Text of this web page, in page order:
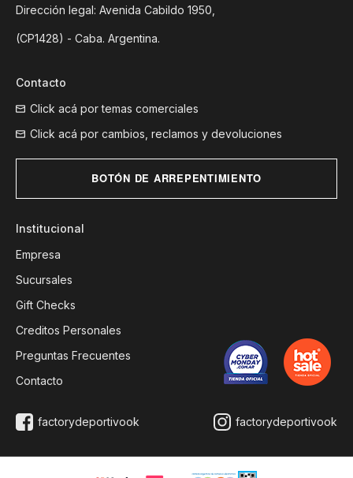
Dirección legal: Avenida Cabildo 1950,
(CP1428) - Caba. Argentina.
Institucional
Empresa
Sucursales
Gift Checks
Creditos Personales
Preguntas Frecuentes
Contacto
Contacto
Click acá por temas comerciales
Click acá por cambios, reclamos y devoluciones
BOTÓN DE ARREPENTIMIENTO
factorydeportivook factorydeportivook